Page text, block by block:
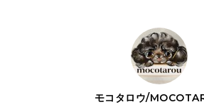
モコタロウ/